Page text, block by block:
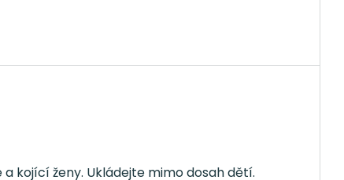
kojící ženy. Ukládejte mimo dosah dětí.